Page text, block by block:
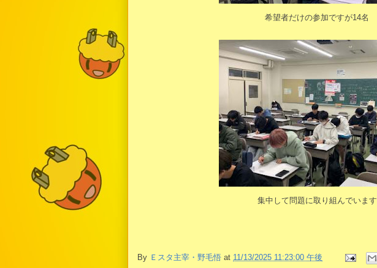
希望者だけの参加ですが14名
集中して問題に取り組んでいます
By Ｅスタ主宰・野毛悟 at 11/13/2025 11:23:00 午後